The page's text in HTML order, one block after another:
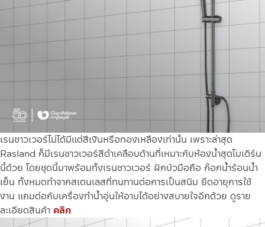
เรนชาวเวอร์ไม่ได้มีแต่สีเงินหรือทองเหลืองเท่านั้น เพราะล่าสุด
Rasland ก็มีเรนชาวเวอร์สีดำเคลือบด้านที่เหมาะกับห้องน้ำสุดโมเดิร์น
นี้ด้วย โดยชุดนี้มาพร้อมทั้งเรนชาวเวอร์ ฝักบัวมือถือ ก๊อกน้ำร้อนน้ำ
เย็น ทั้งหมดทำจากสเตนเลสที่ทนทานต่อการเป็นสนิม ยืดอายุการใช้
งาน แถมต่อกับเครื่องทำน้ำอุ่นให้อาบได้อย่างสบายใจอีกด้วย ดูราย
ละเอียดสินค้า คลิก